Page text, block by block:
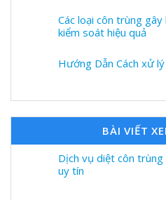
Các loại côn trùng
kiểm soát hiệu quả
Hướng Dẫn Cách xử
BÀI VIẾT
Dịch vụ diệt côn
uy tín